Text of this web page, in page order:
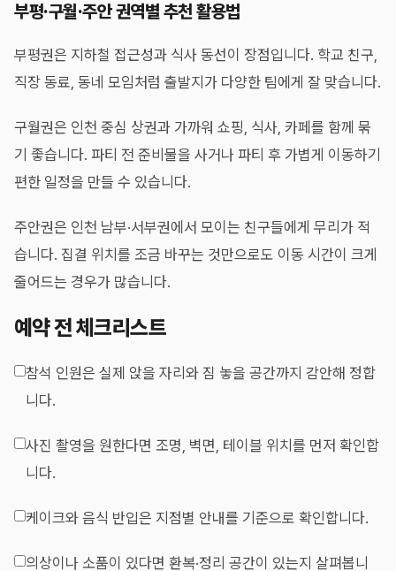
부평·구월·주안 권역별 추천 활용법
부평권은 지하철 접근성과 식사 동선이 장점입니다. 학교 친구,
직장 동료, 동네 모임처럼 출발지가 다양한 팀에게 잘 맞습니다.
구월권은 인천 중심 상권과 가까워 쇼핑, 식사, 카페를 함께 묶
기 좋습니다. 파티 전 준비물을 사거나 파티 후 가볍게 이동하기
편한 일정을 만들 수 있습니다.
주안권은 인천 남부·서부권에서 모이는 친구들에게 무리가 적
습니다. 집결 위치를 조금 바꾸는 것만으로도 이동 시간이 크게
줄어드는 경우가 많습니다.
예약 전 체크리스트
참석 인원은 실제 앉을 자리와 짐 놓을 공간까지 감안해 정합
니다.
사진 촬영을 원한다면 조명, 벽면, 테이블 위치를 먼저 확인합
니다.
케이크와 음식 반입은 지점별 안내를 기준으로 확인합니다.
의상이나 소품이 있다면 환복·정리 공간이 있는지 살펴봅니